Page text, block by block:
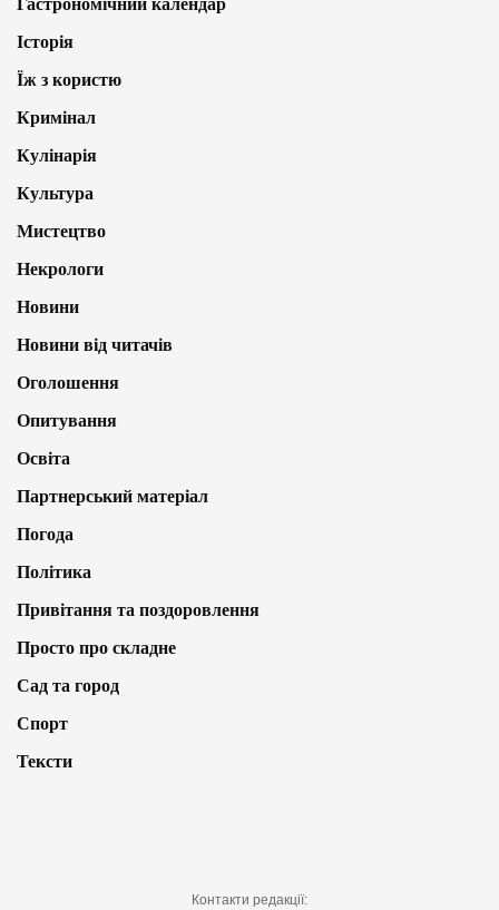
Гастрономічний календар
Історія
Їж з користю
Кримінал
Кулінарія
Культура
Мистецтво
Некрологи
Новини
Новини від читачів
Оголошення
Опитування
Освіта
Партнерський матеріал
Погода
Політика
Привітання та поздоровлення
Просто про складне
Сад та город
Спорт
Тексти
Контакти редакції: